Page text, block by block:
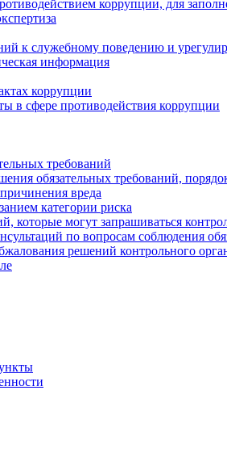
коррупции, для
к служебному поведению и
информация
коррупции
в сфере противодействия коррупции
требований
обязательных требований,
вреда
категории риска
которые могут запрашиваться
по вопросам соблюдения
решений контрольного